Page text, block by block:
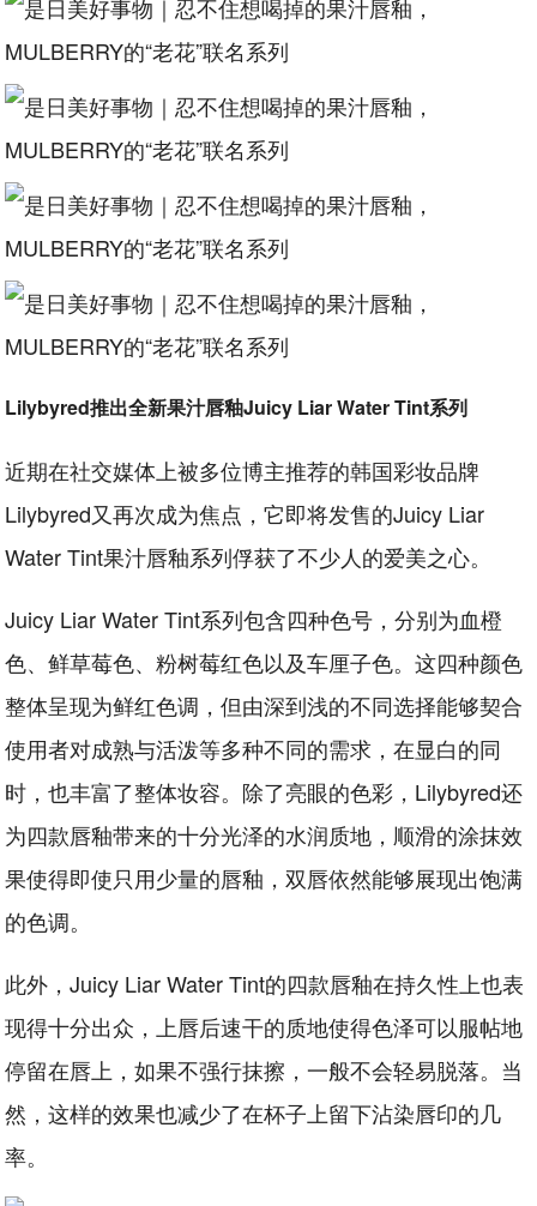
Lilybyred推出全新果汁唇釉Juicy Liar Water Tint系列
近期在社交媒体上被多位博主推荐的韩国彩妆品牌
Lilybyred又再次成为焦点，它即将发售的Juicy Liar
Water Tint果汁唇釉系列俘获了不少人的爱美之心。
Juicy Liar Water Tint系列包含四种色号，分别为血橙
色、鲜草莓色、粉树莓红色以及车厘子色。这四种颜色
整体呈现为鲜红色调，但由深到浅的不同选择能够契合
使用者对成熟与活泼等多种不同的需求，在显白的同
时，也丰富了整体妆容。除了亮眼的色彩，Lilybyred还
为四款唇釉带来的十分光泽的水润质地，顺滑的涂抹效
果使得即使只用少量的唇釉，双唇依然能够展现出饱满
的色调。
此外，Juicy Liar Water Tint的四款唇釉在持久性上也表
现得十分出众，上唇后速干的质地使得色泽可以服帖地
停留在唇上，如果不强行抹擦，一般不会轻易脱落。当
然，这样的效果也减少了在杯子上留下沾染唇印的几
率。